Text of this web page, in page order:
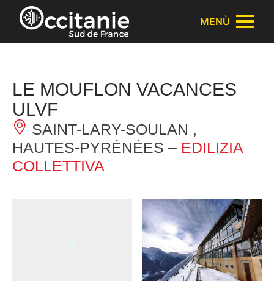
Pannello di gestione dei cookies
MENÙ
LE MOUFLON VACANCES
ULVF
SAINT-LARY-SOULAN ,
HAUTES-PYRÉNÉES – EDILIZIA
COLLETTIVA